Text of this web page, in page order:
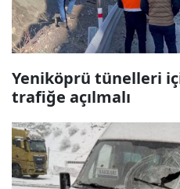
Yeniköprü tünelleri
trafiğe açılmalı